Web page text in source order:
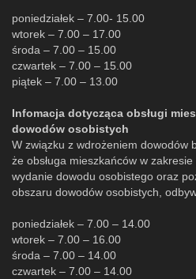
poniedziałek – 7.00- 15.00
wtorek – 7.00 – 17.00
środa – 7.00 – 15.00
czwartek – 7.00 – 15.00
piątek – 7.00 – 13.00
Infomacja dotycząca obsługi
dowodów osobistych
W związku z wdrożeniem dowodów
że obsługa mieszkańców w
wydanie dowodu osobistego oraz
obszaru dowodów osobistych,
poniedziałek – 7.00 – 14.00
wtorek – 7.00 – 16.00
środa – 7.00 – 14.00
czwartek – 7.00 – 14.00